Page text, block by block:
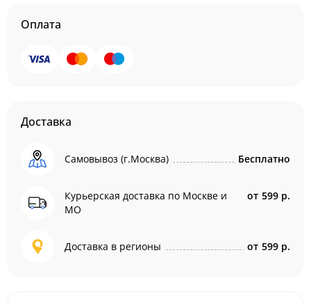
Оплата
Доставка
Самовывоз (г.Москва) Бесплатно
Курьерская доставка по Москве и
МО
от 599 р.
Доставка в регионы от 599 р.